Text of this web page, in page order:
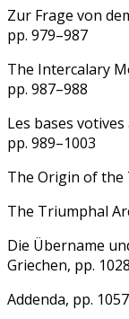
Zur Frage von
pp. 979–987
The Intercalary
pp. 987–988
Les bases
pp. 989–1003
The Origin of the
The Triumphal
Die Übername
Griechen, pp.
Addenda, pp.